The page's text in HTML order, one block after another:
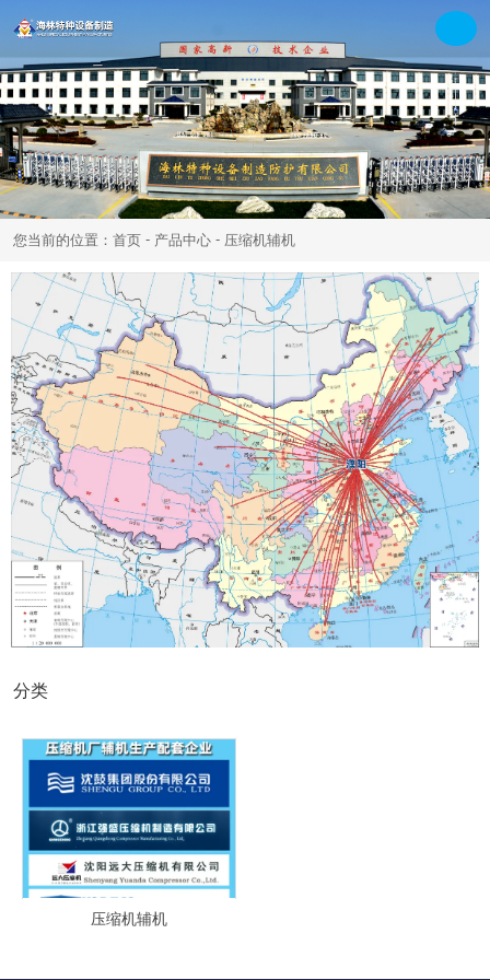
您当前的位置：首页 - 产品中心 - 压缩机辅机
分类
压缩机辅机
分类
压缩机辅机